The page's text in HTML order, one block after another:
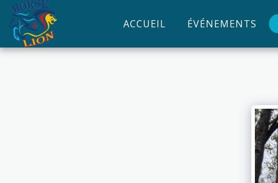
ACCUEIL ÉVÉNEMENTS